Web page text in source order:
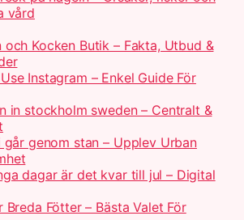
vård
och Kocken Butik – Fakta, Utbud &
Instagram – Enkel Guide För
in stockholm sweden – Centralt &
går genom stan – Upplev Urban
dagar är det kvar till jul – Digital
Breda Fötter – Bästa Valet För